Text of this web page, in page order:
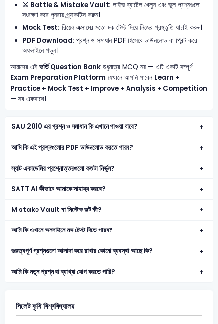
⚔️ Battle & Mistake Vault: লাইভ ব্যাটেল খেলুন এবং ভুল প্রশ্নগুলো
সংরক্ষণ করে পুনরায় প্র্যাকটিস করুন।
Mock Test: রিয়েল এক্সামের মতো মক টেস্ট দিয়ে নিজের প্রস্তুতি যাচাই করুন।
PDF Download: প্রশ্ন ও সমাধান PDF হিসেবে ডাউনলোড বা প্রিন্ট করে
অফলাইনে পড়ুন।
আমাদের এই ভর্তি Question Bankশুধুমাত্র MCQ নয় — এটি একটি সম্পূর্ণ
Exam Preparation Platform যেখানে আপনি পাবেন Learn +
Practice + Mock Test + Improve + Analysis + Competition
— সব একসাথে।
SAU 2010 এর প্রশ্ন ও সমাধান কি এখানে পাওয়া যাবে?
আমি কি এই প্রশ্নগুলোর PDF ডাউনলোড করতে পারব?
স্যাট একাডেমির প্রশ্নোত্তরগুলো কতটা নির্ভুল?
SATT AI কীভাবে আমাকে সাহায্য করবে?
Mistake Vault বা মিস্টেক ভল্ট কী?
আমি কি এখানে অনলাইনে মক টেস্ট দিতে পারব?
গুরুত্বপূর্ণ প্রশ্নগুলো আলাদা করে রাখার কোনো ব্যবস্থা আছে কি?
আমি কি নতুন প্রশ্ন বা ব্যাখ্যা যোগ করতে পারি?
সিলেট কৃষি বিশ্ববিদ্যালয়